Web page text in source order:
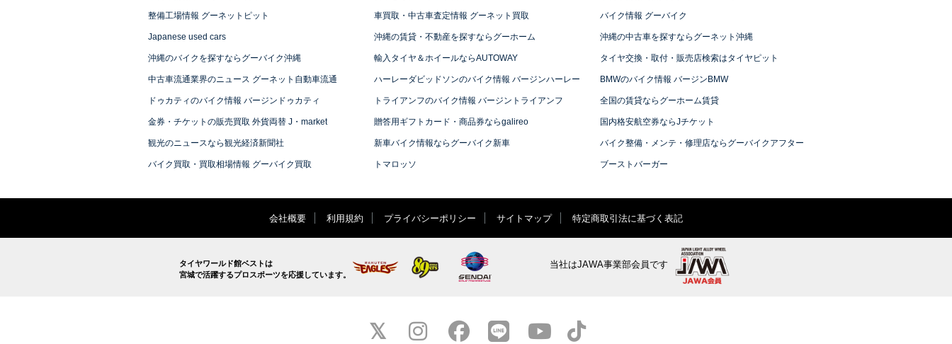
整備工場情報 グーネットピット 車買取・中古車査定情報 グーネット買取 バイク情報 グーバイク
Japanese used cars 沖縄の賃貸・不動産を探すならグーホーム 沖縄の中古車を探すならグーネット沖縄
沖縄のバイクを探すならグーバイク沖縄 輸入タイヤ＆ホイールならAUTOWAY タイヤ交換・取付・販売店検索はタイヤピット
中古車流通業界のニュース グーネット自動車流通 ハーレーダビッドソンのバイク情報 バージンハーレー BMWのバイク情報 バージンBMW
ドゥカティのバイク情報 バージンドゥカティ トライアンフのバイク情報 バージントライアンフ 全国の賃貸ならグーホーム賃貸
金券・チケットの販売買取 外貨両替 J・market 贈答用ギフトカード・商品券ならgalireo 国内格安航空券ならJチケット
観光のニュースなら観光経済新聞社 新車バイク情報ならグーバイク新車 バイク整備・メンテ・修理店ならグーバイクアフター
バイク買取・買取相場情報 グーバイク買取 トマロッソ ブーストバーガー
会社概要 利用規約 プライバシーポリシー サイトマップ 特定商取引法に基づく表記
タイヤワールド館ベストは
宮城で活躍するプロスポーツを応援しています。
当社はJAWA事業部会員です